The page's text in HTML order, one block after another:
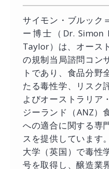
サイモン・ブルック
ー博士（Dr. Simon
Taylor）は、オース
の規制当局諮問コン
トであり、食品分野
たる毒性学、リスク
よびオーストラリア
ジーランド（ANZ）
への適合に関する専
スを提供しています
大学（英国）で毒性
号を取得し、醸造業